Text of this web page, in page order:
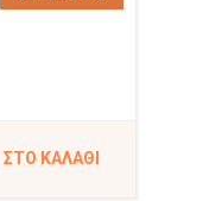
ΣΤΟ ΚΑΛΆΘΙ